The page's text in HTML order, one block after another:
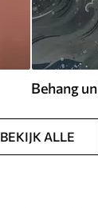
Behang
BEKIJK ALLE